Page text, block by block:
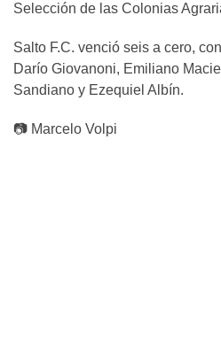
Selección de las Colonias
Salto F.C. venció seis a cero,
Darío Giovanoni, Emiliano
Sandiano y Ezequiel Albín.
📷 Marcelo Volpi